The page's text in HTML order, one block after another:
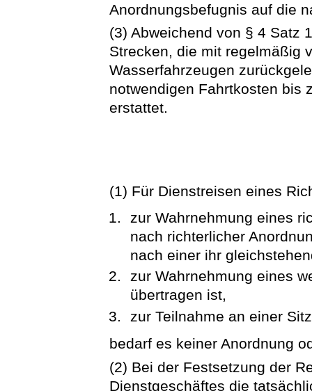
Anordnungsbefugnis auf die
(3) Abweichend von § 4 Satz
Strecken, die mit regelmäßig
Wasserfahrzeugen
notwendigen Fahrtkosten bis
erstattet.
(1) Für Dienstreisen eines
zur Wahrnehmung eines
nach richterlicher
nach einer ihr
zur Wahrnehmung eines
übertragen ist,
zur Teilnahme an einer
bedarf es keiner Anordnung
(2) Bei der Festsetzung der
Dienstgeschäftes die